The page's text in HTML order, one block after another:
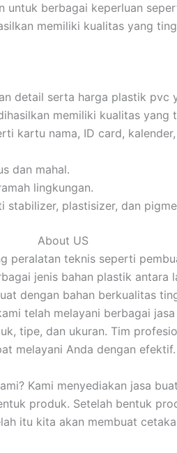
berbagai keperluan
memiliki kualitas yang
detail serta harga plastik pvc
memiliki kualitas yang
kartu nama, ID card,
dan mahal.
lingkungan.
stabilizer, plastisizer, dan
About US
peralatan teknis seperti
jenis bahan plastik antara
dengan bahan berkualitas
telah melayani berbagai
tipe, dan ukuran. Tim
melayani Anda dengan efektif.
Kami menyediakan jasa
produk. Setelah bentuk
itu kita akan membuat